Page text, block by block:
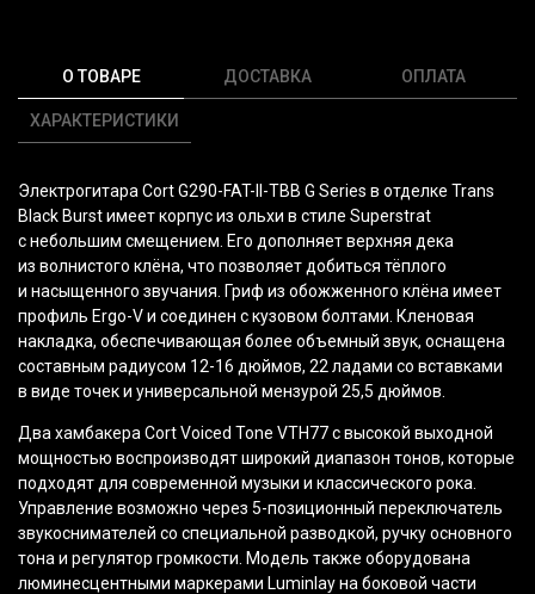
О ТОВАРЕ
ХАРАКТЕРИСТИКИ
ДОСТАВКА ОПЛАТА
Электрогитара Cort G290-FAT-II-TBB G Series в отделке Trans
Black Burst имеет корпус из ольхи в стиле Superstrat
с небольшим смещением. Его дополняет верхняя дека
из волнистого клёна, что позволяет добиться тёплого
и насыщенного звучания. Гриф из обожженного клёна имеет
профиль Ergo-V и соединен с кузовом болтами. Кленовая
накладка, обеспечивающая более объемный звук, оснащена
составным радиусом 12-16 дюймов, 22 ладами со вставками
в виде точек и универсальной мензурой 25,5 дюймов.
Два хамбакера Cort Voiced Tone VTH77 с высокой выходной
мощностью воспроизводят широкий диапазон тонов, которые
подходят для современной музыки и классического рока.
Управление возможно через 5-позиционный переключатель
звукоснимателей со специальной разводкой, ручку основного
тона и регулятор громкости. Модель также оборудована
люминесцентными маркерами Luminlay на боковой части